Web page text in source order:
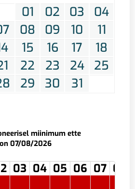
01 02 03
04
08 09 10
11
15 16 17
18
22 23 24
25
29 30 31
miinimum ette
07/08/2026
03 04 05 06 07 08